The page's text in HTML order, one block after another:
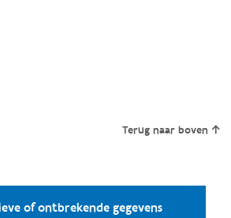
Terug naar boven
of ontbrekende gegevens